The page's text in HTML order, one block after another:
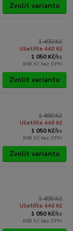
Zvolit variantu
1 490 Kč
Ušetříte 440 Kč
1 050 Kč/ks
868 Kč bez DPH
Zvolit variantu
1 490 Kč
Ušetříte 440 Kč
1 050 Kč/ks
868 Kč bez DPH
Zvolit variantu
1 490 Kč
Ušetříte 440 Kč
1 050 Kč/ks
868 Kč bez DPH